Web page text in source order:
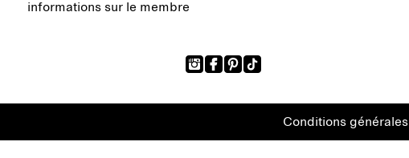
informations sur le membre
Conditions générales